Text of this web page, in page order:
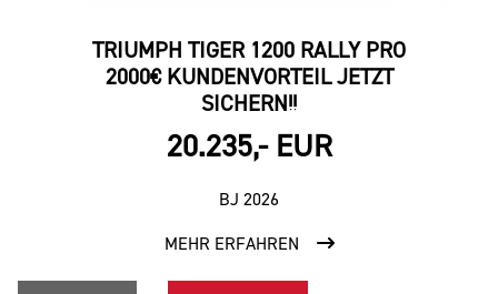
TRIUMPH TIGER 1200 RALLY PRO
2000€ KUNDENVORTEIL JETZT
SICHERN!!
20.235,- EUR
BJ 2026
MEHR ERFAHREN